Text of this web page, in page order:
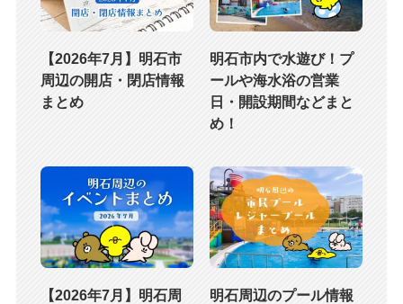
【2026年7月】明石市
周辺の開店・閉店情報
まとめ
明石市内で水遊び！プ
ールや海水浴の営業
日・開設期間などまと
め！
【2026年7月】明石周
明石周辺のプール情報